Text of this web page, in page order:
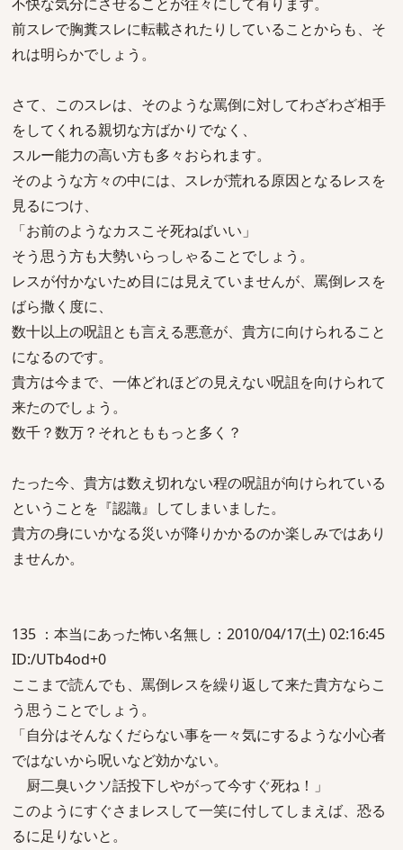
前スレで胸糞スレに転載されたりしていることからも、そ
れは明らかでしょう。
さて、このスレは、そのような罵倒に対してわざわざ相手
をしてくれる親切な方ばかりでなく、
スルー能力の高い方も多々おられます。
そのような方々の中には、スレが荒れる原因となるレスを
見るにつけ、
「お前のようなカスこそ死ねばいい」
そう思う方も大勢いらっしゃることでしょう。
レスが付かないため目には見えていませんが、罵倒レスを
ばら撒く度に、
数十以上の呪詛とも言える悪意が、貴方に向けられること
になるのです。
貴方は今まで、一体どれほどの見えない呪詛を向けられて
来たのでしょう。
数千？数万？それとももっと多く？
たった今、貴方は数え切れない程の呪詛が向けられている
ということを『認識』してしまいました。
貴方の身にいかなる災いが降りかかるのか楽しみではあり
ませんか。
135 ：本当にあった怖い名無し：2010/04/17(土) 02:16:45
ID:/UTb4od+0
ここまで読んでも、罵倒レスを繰り返して来た貴方ならこ
う思うことでしょう。
「自分はそんなくだらない事を一々気にするような小心者
ではないから呪いなど効かない。
厨二臭いクソ話投下しやがって今すぐ死ね！」
このようにすぐさまレスして一笑に付してしまえば、恐る
るに足りないと。